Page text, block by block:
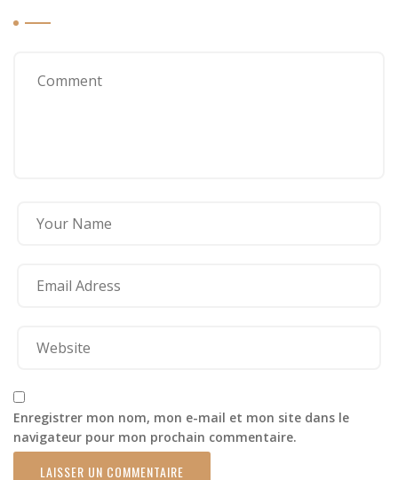
Enregistrer mon nom, mon e-mail et mon site dans le
navigateur pour mon prochain commentaire.